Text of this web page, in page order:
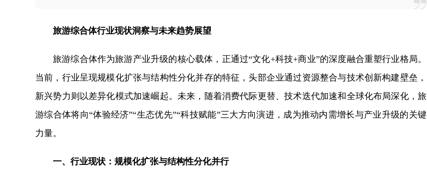
旅游综合体行业现状洞察与未来趋势展望
旅游综合体作为旅游产业升级的核心载体，正通过“文化+科技+商业”的深度融合重塑行业格局。
当前，行业呈现规模化扩张与结构性分化并存的特征，头部企业通过资源整合与技术创新构建壁垒，
新兴势力则以差异化模式加速崛起。未来，随着消费代际更替、技术迭代加速和全球化布局深化，旅
游综合体将向“体验经济”“生态优先”“科技赋能”三大方向演进，成为推动内需增长与产业升级的关键
力量。
一、行业现状：规模化扩张与结构性分化并行